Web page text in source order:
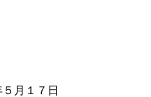
月１７日